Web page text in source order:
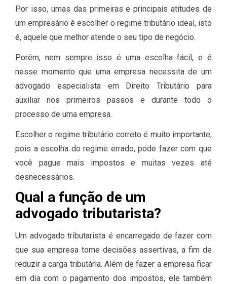
Por isso, umas das primeiras e principais atitudes de
um empresário é escolher o regime tributário ideal, isto
é, aquele que melhor atende o seu tipo de negócio.
Porém, nem sempre isso é uma escolha fácil, e é
nesse momento que uma empresa necessita de um
advogado especialista em Direito Tributário para
auxiliar nos primeiros passos e durante todo o
processo de uma empresa.
Escolher o regime tributário correto é muito importante,
pois a escolha do regime errado, pode fazer com que
você pague mais impostos e muitas vezes até
desnecessários.
Qual a função de um
advogado tributarista?
Um advogado tributarista é encarregado de fazer com
que sua empresa tome decisões assertivas, a fim de
reduzir a carga tributária. Além de fazer a empresa ficar
em dia com o pagamento dos impostos, ele também